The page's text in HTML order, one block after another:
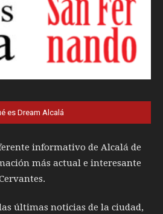
es Dream Alcalá
informativo de Alcalá de
más actual e interesante
últimas noticias de la ciudad,